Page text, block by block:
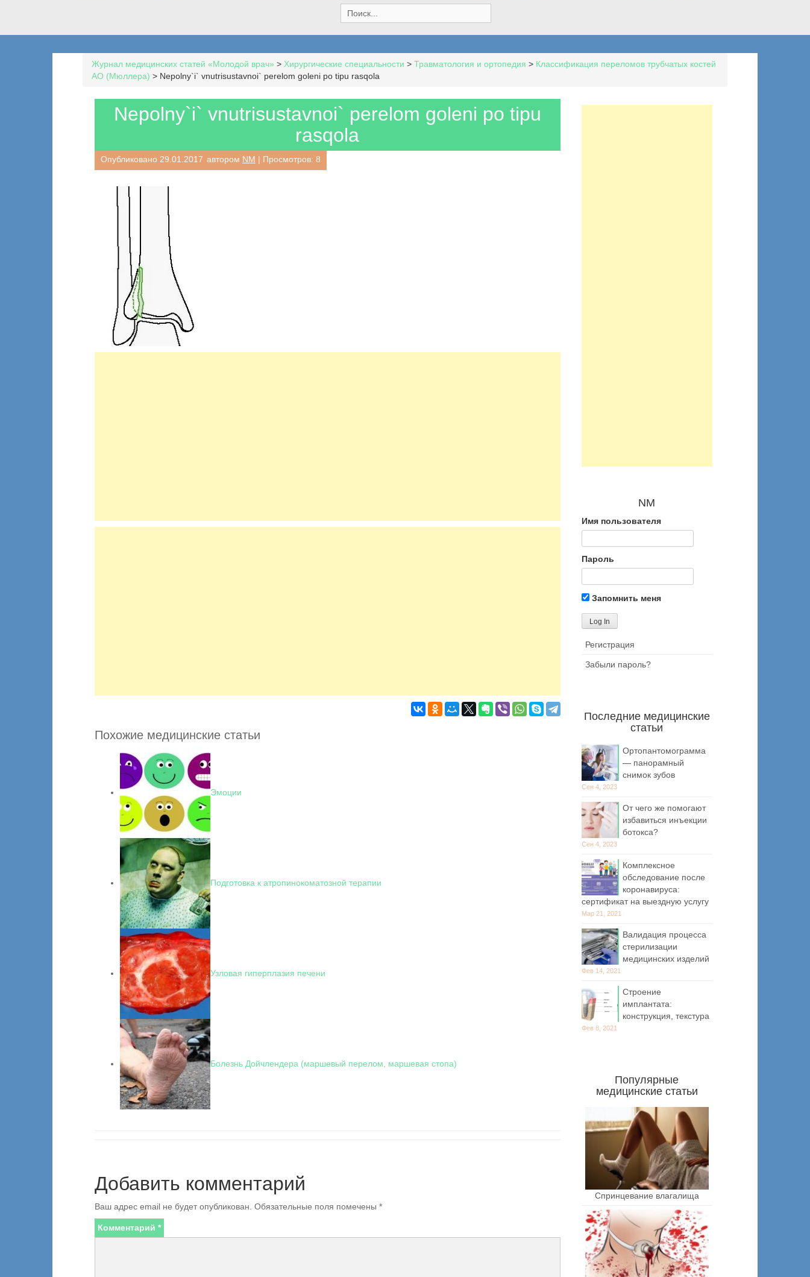
e
a
h
f
r
Журнал медицинских статей «Молодой врач» > Хирургические специальности > Травматология и ортопедия > Классификация переломов трубчатых костей
AO (Мюллера) > Nepolny`i` vnutrisustavnoi` perelom goleni po tipu rasqola
Nepolny`i` vnutrisustavnoi` perelom goleni po tipu
rasqola
Опубликовано 29.01.2017 автором NM | Просмотров: 8
Похожие медицинские статьи
Эмоции
Подготовка к атропинокоматозной терапии
Узловая гиперплазия печени
Болезнь Дойчлендера (маршевый перелом, маршевая стопа)
Добавить комментарий
Ваш адрес email не будет опубликован. Обязательные поля помечены *
Комментарий *
NM
Имя пользователя
Пароль
Запомнить меня
Регистрация
Забыли пароль?
Последние медицинские
статьи
Ортопантомограмма
— панорамный
снимок зубов
Сен 4, 2023
От чего же помогают
избавиться инъекции
ботокса?
Сен 4, 2023
Комплексное
обследование после
коронавируса:
сертификат на выездную услугу
Мар 21, 2021
Валидация процесса
стерилизации
медицинских изделий
Фев 14, 2021
Строение
имплантата:
конструкция, текстура
Фев 8, 2021
Популярные
медицинские статьи
Спринцевание влагалища